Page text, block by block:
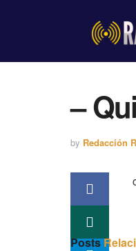
–
by Redacción
Posts